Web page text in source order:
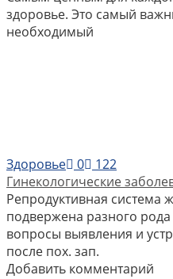
здоровье. Это самый
необходимый
Здоровье 0
122
Гинекологические
Репродуктивная система
подвержена разного
вопросы выявления и
после пох. зап.
Добавить комментарий